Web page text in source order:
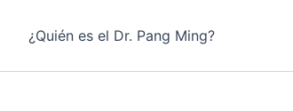
¿Quién es el Dr. Pang Ming?